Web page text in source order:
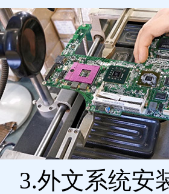
3.外文系统安